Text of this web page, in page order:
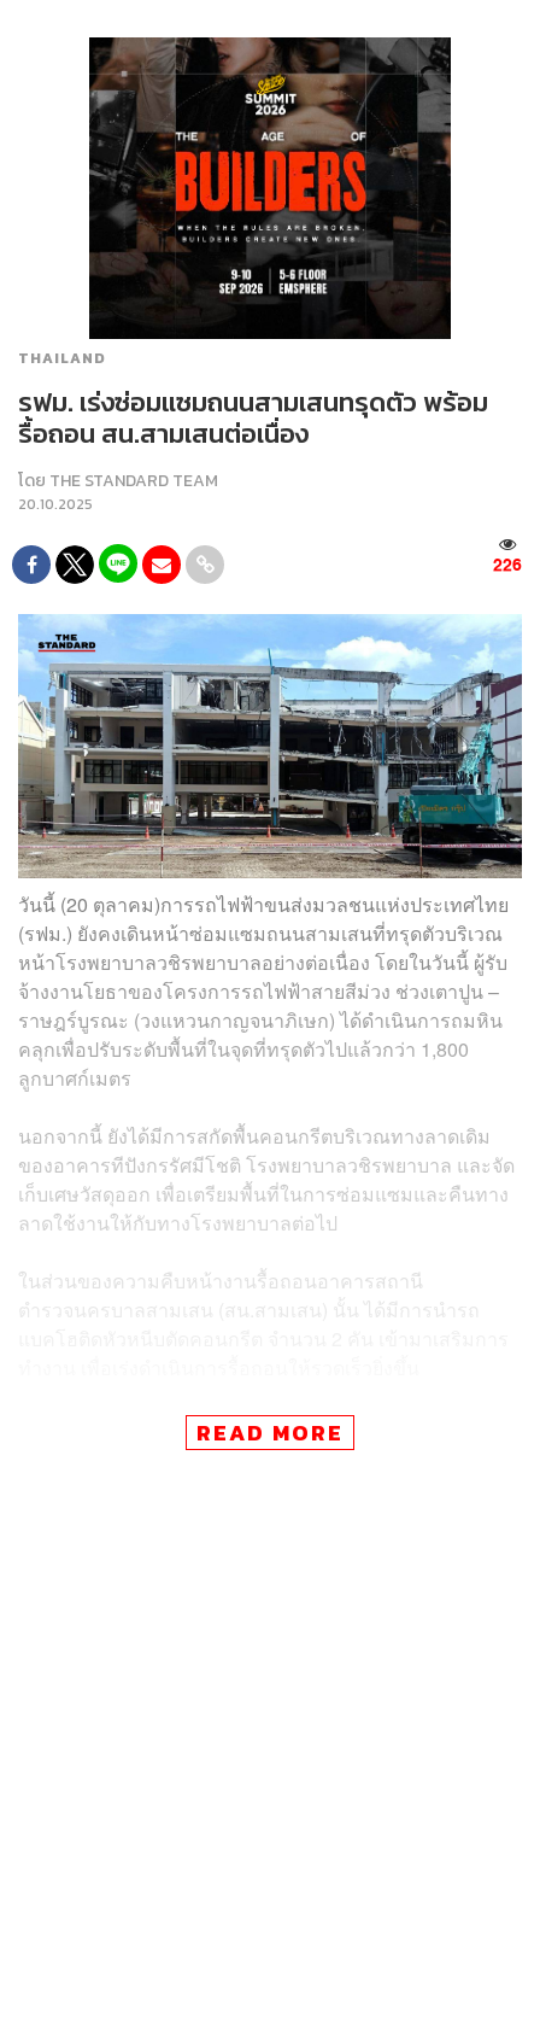
THAILAND
รฟม. เร่งซ่อมแซมถนนสามเสนทรุดตัว พร้อม
รื้อถอน สน.สามเสนต่อเนื่อง
โดย THE STANDARD TEAM
20.10.2025
226
วันนี้ (20 ตุลาคม)การรถไฟฟ้าขนส่งมวลชนแห่งประเทศไทย
(รฟม.) ยังคงเดินหน้าซ่อมแซมถนนสามเสนที่ทรุดตัวบริเวณ
หน้าโรงพยาบาลวชิรพยาบาลอย่างต่อเนื่อง โดยในวันนี้ ผู้รับ
จ้างงานโยธาของโครงการรถไฟฟ้าสายสีม่วง ช่วงเตาปูน –
ราษฎร์บูรณะ (วงแหวนกาญจนาภิเษก) ได้ดำเนินการถมหิน
คลุกเพื่อปรับระดับพื้นที่ในจุดที่ทรุดตัวไปแล้วกว่า 1,800
ลูกบาศก์เมตร
นอกจากนี้ ยังได้มีการสกัดพื้นคอนกรีตบริเวณทางลาดเดิม
ของอาคารทีปังกรรัศมีโชติ โรงพยาบาลวชิรพยาบาล และจัด
เก็บเศษวัสดุออก เพื่อเตรียมพื้นที่ในการซ่อมแซมและคืนทาง
ลาดใช้งานให้กับทางโรงพยาบาลต่อไป
ในส่วนของความคืบหน้างานรื้อถอนอาคารสถานี
ตำรวจนครบาลสามเสน (สน.สามเสน) นั้น ได้มีการนำรถ
รฟม. ยังคงติดตาม ตรวจสอบ และประเมินสภาพอาคาร
สน.สามเสน อาคารแฟลตตำรวจ และอาคารโดยรอบอย่าง
READ MORE